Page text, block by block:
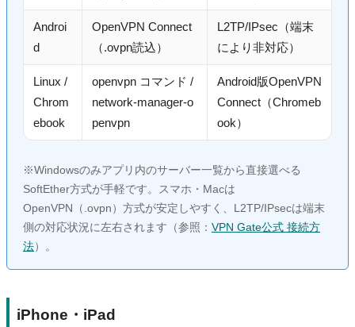
Androi
d
OpenVPN Connect
（.ovpn読込）
L2TP/IPsec（端末
により非対応）
Linux /
Chrom
ebook
openvpn コマンド /
network-manager-o
penvpn
Android版OpenVPN
Connect（Chromeb
ook）
※Windowsのみアプリ内のサーバー一覧から直接選べる
SoftEther方式が手軽です。スマホ・Macは
OpenVPN（.ovpn）方式が安定しやすく、L2TP/IPsecは端末
側の対応状況に左右されます（参照： VPN Gate公式 接続方
法）。
iPhone・iPad